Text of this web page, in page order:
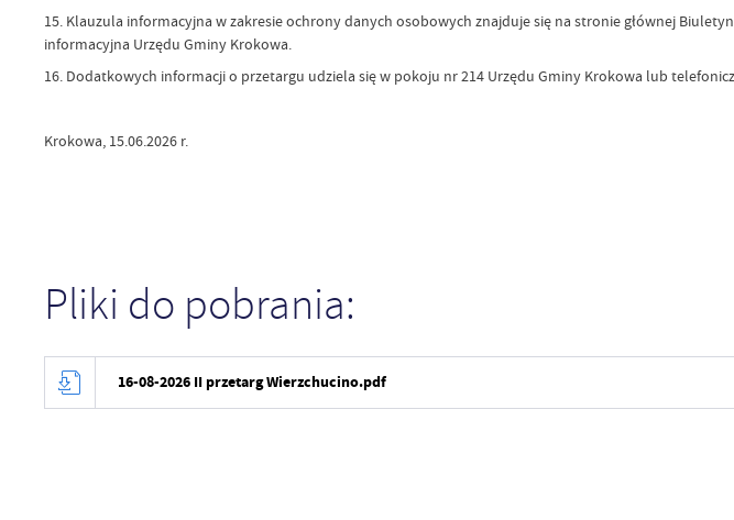
15. Klauzula informacyjna w zakresie ochrony danych osobowych znajduje się na stronie głównej
informacyjna Urzędu Gminy Krokowa.
16. Dodatkowych informacji o przetargu udziela się w pokoju nr 214 Urzędu Gminy Krokowa lub
Krokowa, 15.06.2026 r.
Pliki do pobrania:
16-08-2026 II przetarg Wierzchucino.pdf